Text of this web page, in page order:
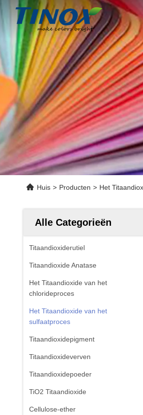
Huis > Producten > Het
Alle Categorieën
Titaandioxiderutiel
Titaandioxide Anatase
Het Titaandioxide van het
chlorideproces
Het Titaandioxide van het
sulfaatproces
Titaandioxidepigment
Titaandioxideverven
Titaandioxidepoeder
TiO2 Titaandioxide
Cellulose-ether